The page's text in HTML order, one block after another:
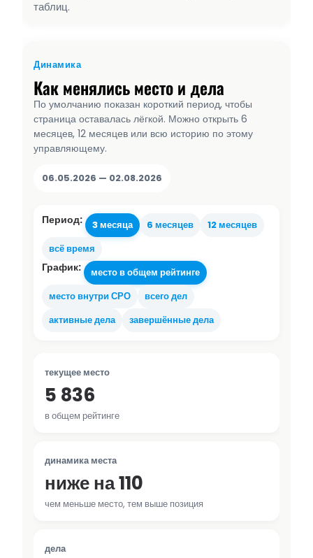
таблиц.
Динамика
Как менялись место и дела
По умолчанию показан короткий период, чтобы
страница оставалась лёгкой. Можно открыть 6
месяцев, 12 месяцев или всю историю по этому
управляющему.
06.05.2026 — 02.08.2026
Период: 3 месяца 6 месяцев
12 месяцев
всё время
График:
место в общем рейтинге
место внутри СРО
всего дел
активные дела
завершённые дела
текущее место
5 836
в общем рейтинге
динамика места
ниже на 110
чем меньше место, тем выше позиция
дела